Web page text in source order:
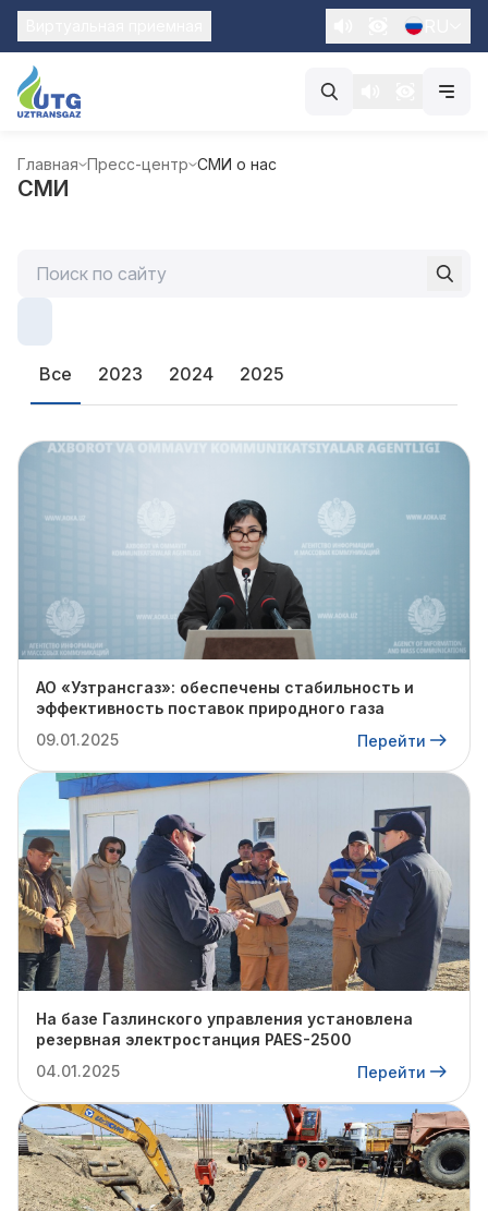
Главная Пресс-центр СМИ о нас
СМИ
Все 2023 2024 2025
АО «Узтрансгаз»: обеспечены стабильность и
эффективность поставок природного газа
09.01.2025
Перейти
На базе Газлинского управления установлена
резервная электростанция PAES-2500
04.01.2025
Перейти